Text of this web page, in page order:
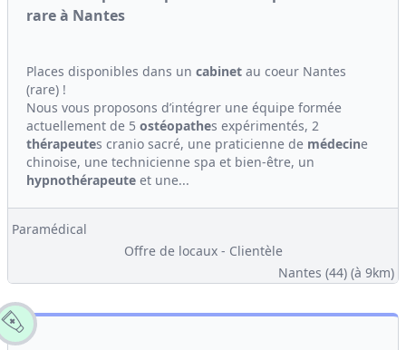
rare à Nantes
Places disponibles dans un cabinet au coeur Nantes
(rare) !
Nous vous proposons d’intégrer une équipe formée
actuellement de 5 ostéopathes expérimentés, 2
thérapeutes cranio sacré, une praticienne de médecine
chinoise, une technicienne spa et bien-être, un
hypnothérapeute et une...
Paramédical
Offre de locaux - Clientèle
Nantes (44) (à 9km)